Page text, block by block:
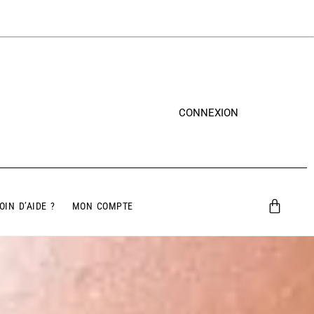
CONNEXION
D’AIDE ? MON COMPTE